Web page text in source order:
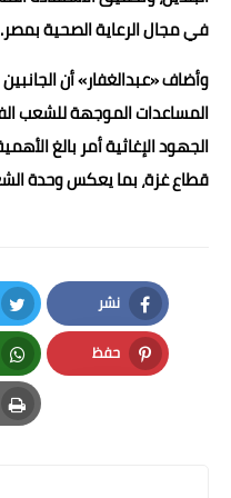
في مجال الرعاية الصحية بمصر.
وأضاف «عبدالغفار» أن
المساعدات الموجهة للشعب
الجهود الإغاثية أمر بالغ
قطاع غزة، بما يعكس وحدة
نشر
Facebook
حفظ
Pinterest